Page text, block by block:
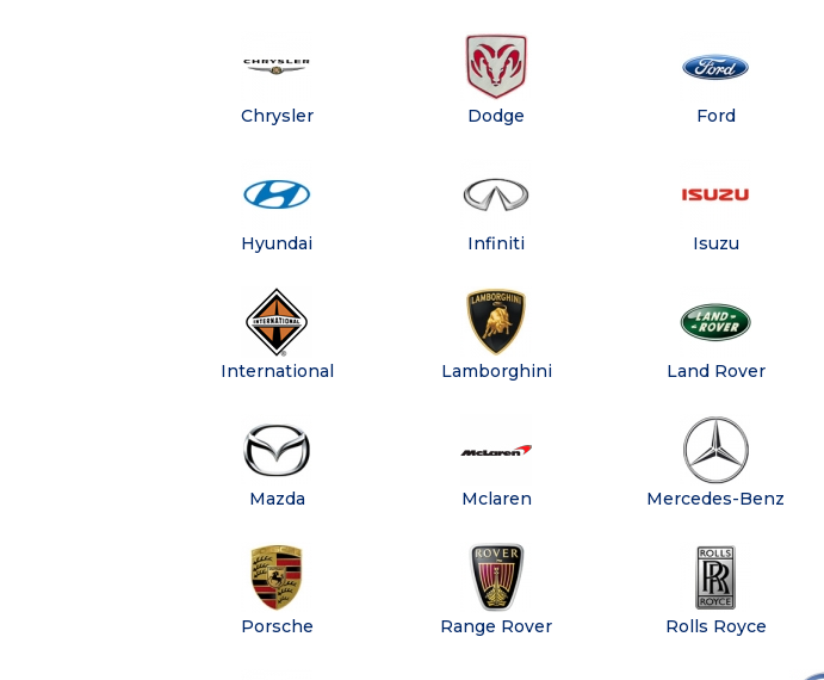
Chrysler Dodge Ford
Hyundai Infiniti Isuzu
International Lamborghini Land Rover
Mazda Mclaren Mercedes-Benz
Porsche Range Rover Rolls Royce